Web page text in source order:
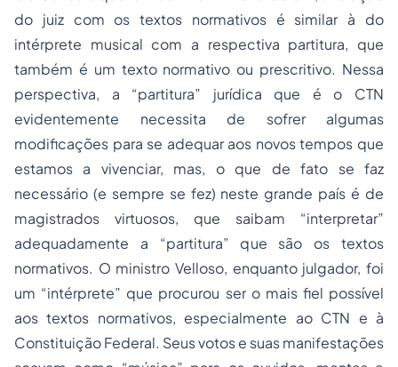
do juiz com os textos normativos é similar à do
intérprete musical com a respectiva partitura, que
também é um texto normativo ou prescritivo. Nessa
perspectiva, a “partitura” jurídica que é o CTN
evidentemente necessita de sofrer algumas
modificações para se adequar aos novos tempos que
estamos a vivenciar, mas, o que de fato se faz
necessário (e sempre se fez) neste grande país é de
magistrados virtuosos, que saibam “interpretar”
adequadamente a “partitura” que são os textos
normativos. O ministro Velloso, enquanto julgador, foi
um “intérprete” que procurou ser o mais fiel possível
aos textos normativos, especialmente ao CTN e à
Constituição Federal. Seus votos e suas manifestações